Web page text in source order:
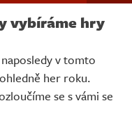
vybíráme hry
v tomto
her roku.
se s vámi se